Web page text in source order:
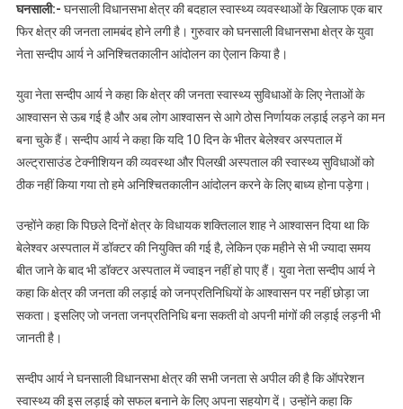
घनसाली:- घनसाली विधानसभा क्षेत्र की बदहाल स्वास्थ्य व्यवस्थाओं के खिलाफ एक बार
फिर क्षेत्र की जनता लामबंद होने लगी है। गुरुवार को घनसाली विधानसभा क्षेत्र के युवा
नेता सन्दीप आर्य ने अनिश्चितकालीन आंदोलन का ऐलान किया है।
युवा नेता सन्दीप आर्य ने कहा कि क्षेत्र की जनता स्वास्थ्य सुविधाओं के लिए नेताओं के
आश्वासन से ऊब गई है और अब लोग आश्वासन से आगे ठोस निर्णायक लड़ाई लड़ने का मन
बना चुके हैं। सन्दीप आर्य ने कहा कि यदि 10 दिन के भीतर बेलेश्वर अस्पताल में
अल्ट्रासाउंड टेक्नीशियन की व्यवस्था और पिलखी अस्पताल की स्वास्थ्य सुविधाओं को
ठीक नहीं किया गया तो हमे अनिश्चितकालीन आंदोलन करने के लिए बाध्य होना पड़ेगा।
उन्होंने कहा कि पिछले दिनों क्षेत्र के विधायक शक्तिलाल शाह ने आश्वासन दिया था कि
बेलेश्वर अस्पताल में डॉक्टर की नियुक्ति की गई है, लेकिन एक महीने से भी ज्यादा समय
बीत जाने के बाद भी डॉक्टर अस्पताल में ज्वाइन नहीं हो पाए हैं। युवा नेता सन्दीप आर्य ने
कहा कि क्षेत्र की जनता की लड़ाई को जनप्रतिनिधियों के आश्वासन पर नहीं छोड़ा जा
सकता। इसलिए जो जनता जनप्रतिनिधि बना सकती वो अपनी मांगों की लड़ाई लड़नी भी
जानती है।
सन्दीप आर्य ने घनसाली विधानसभा क्षेत्र की सभी जनता से अपील की है कि ऑपरेशन
स्वास्थ्य की इस लड़ाई को सफल बनाने के लिए अपना सहयोग दें। उन्होंने कहा कि